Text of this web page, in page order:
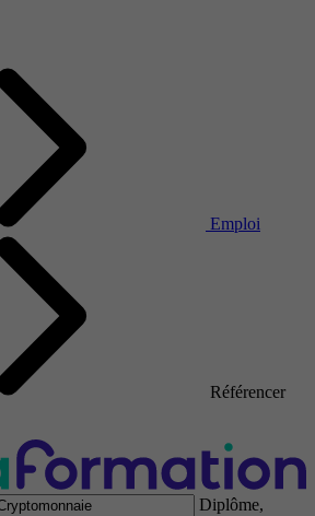
Emploi
Référencer
Diplôme,